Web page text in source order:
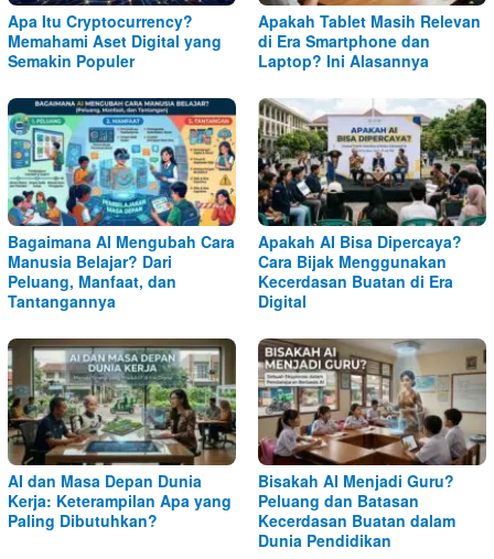
Apa Itu Cryptocurrency?
Memahami Aset Digital yang
Semakin Populer
Apakah Tablet Masih Relevan
di Era Smartphone dan
Laptop? Ini Alasannya
Bagaimana AI Mengubah Cara
Manusia Belajar? Dari
Peluang, Manfaat, dan
Tantangannya
Apakah AI Bisa Dipercaya?
Cara Bijak Menggunakan
Kecerdasan Buatan di Era
Digital
AI dan Masa Depan Dunia
Kerja: Keterampilan Apa yang
Paling Dibutuhkan?
Bisakah AI Menjadi Guru?
Peluang dan Batasan
Kecerdasan Buatan dalam
Dunia Pendidikan